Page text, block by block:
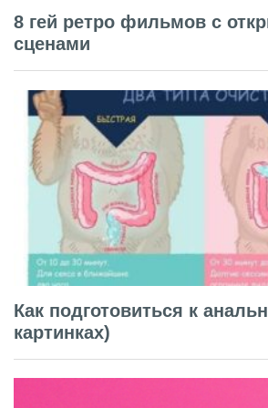
8 гей ретро фильмов с
сценами
Как подготовиться к
картинках)